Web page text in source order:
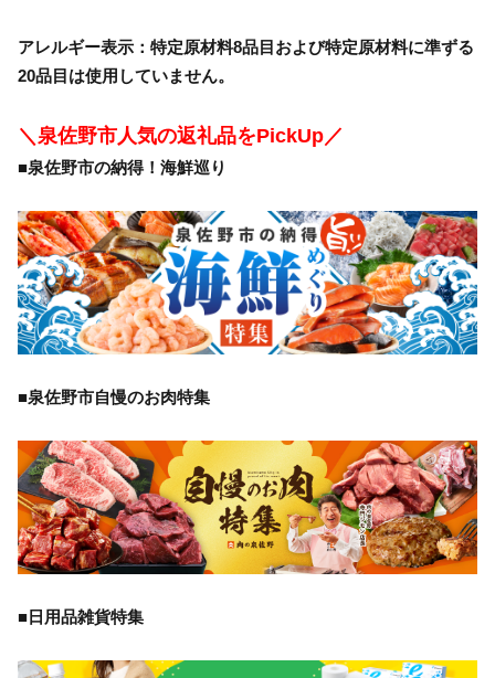
アレルギー表示：特定原材料8品目および特定原材料に準ずる
20品目は使用していません。
＼泉佐野市人気の返礼品をPickUp／
■泉佐野市の納得！海鮮巡り
■泉佐野市自慢のお肉特集
■日用品雑貨特集